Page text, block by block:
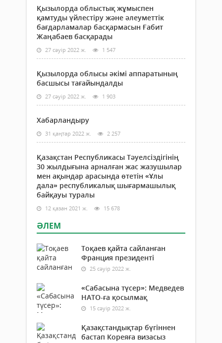
Қызылорда облыстық жұмыспен
қамтуды үйлестіру және әлеуметтік
бағдарламалар басқармасын Ғабит
Жаңабаев басқарады
27 сәуір 2022 ж. 1 547
Қызылорда облысы әкімі аппаратының
басшысы тағайындалды
27 сәуір 2022 ж. 1 903
Хабарландыру
31 қаңтар 2022 ж. 2 257
Қазақстан Республикасы Тәуелсіздігінің
30 жылдығына арналған жас жазушылар
мен ақындар арасында өтетін «Ұлы
дала» республикалық шығармашылық
байқауы туралы
12 қазан 2021 ж. 15 678
ӘЛЕМ
Тоқаев қайта сайланған
Франция президенті
25 сәуір 2022 ж.
«Сабасына түсер»: Медведев
НАТО-ға қосылмақ
15 сәуір 2022 ж.
Қазақстандықтар бүгіннен
бастап Кореяға визасыз